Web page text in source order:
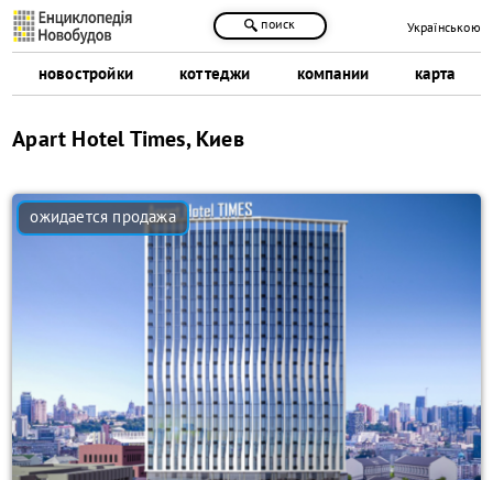
новостройки коттеджи компании карта
поиск Українською
Apart Hotel Times, Киев